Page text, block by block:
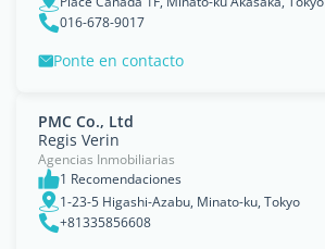
016-678-9017
Ponte en contacto
PMC Co., Ltd
Regis Verin
Agencias Inmobiliarias
1 Recomendaciones
1-23-5 Higashi-Azabu, Minato-ku, Tokyo
+81335856608